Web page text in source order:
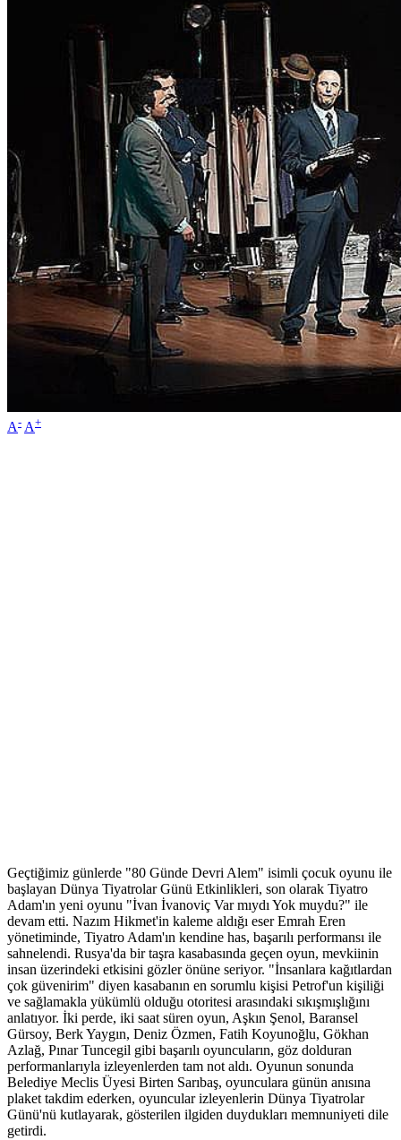
A- A+
Geçtiğimiz günlerde "80 Günde Devri Alem" isimli çocuk oyunu ile
başlayan Dünya Tiyatrolar Günü Etkinlikleri, son olarak Tiyatro
Adam'ın yeni oyunu "İvan İvanoviç Var mıydı Yok muydu?" ile
devam etti. Nazım Hikmet'in kaleme aldığı eser Emrah Eren
yönetiminde, Tiyatro Adam'ın kendine has, başarılı performansı ile
sahnelendi. Rusya'da bir taşra kasabasında geçen oyun, mevkiinin
insan üzerindeki etkisini gözler önüne seriyor. "İnsanlara kağıtlardan
çok güvenirim" diyen kasabanın en sorumlu kişisi Petrof'un kişiliği
ve sağlamakla yükümlü olduğu otoritesi arasındaki sıkışmışlığını
anlatıyor. İki perde, iki saat süren oyun, Aşkın Şenol, Baransel
Gürsoy, Berk Yaygın, Deniz Özmen, Fatih Koyunoğlu, Gökhan
Azlağ, Pınar Tuncegil gibi başarılı oyuncuların, göz dolduran
performanlarıyla izleyenlerden tam not aldı. Oyunun sonunda
Belediye Meclis Üyesi Birten Sarıbaş, oyunculara günün anısına
plaket takdim ederken, oyuncular izleyenlerin Dünya Tiyatrolar
Günü'nü kutlayarak, gösterilen ilgiden duydukları memnuniyeti dile
getirdi.